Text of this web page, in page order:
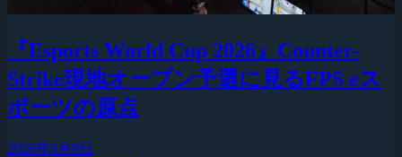
『Esports World Cup 2026』Counter-
Strike現地オープン予選に見るFPS eス
ポーツの原点
2026年8月9日